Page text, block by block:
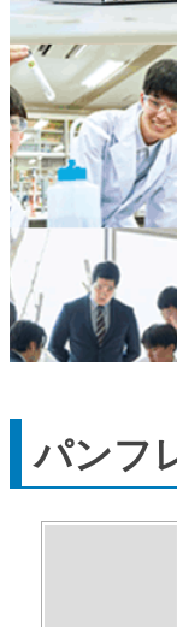
パンフ